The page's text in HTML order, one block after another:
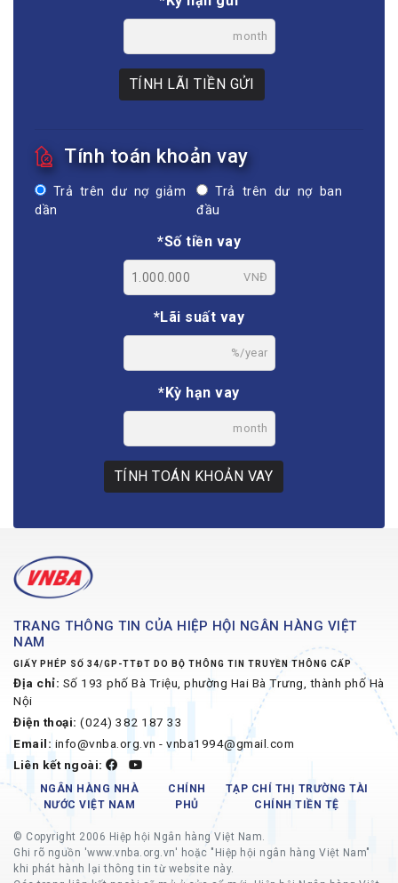
month
TÍNH LÃI TIỀN GỬI
Tính toán khoản vay
Trả trên dư nợ giảm
dần
Trả trên dư nợ ban
đầu
*Số tiền vay
VNĐ
*Lãi suất vay
%/year
*Kỳ hạn vay
month
TÍNH TOÁN KHOẢN VAY
TRANG THÔNG TIN CỦA HIỆP HỘI NGÂN HÀNG VIỆT
NAM
GIẤY PHÉP SỐ 34/GP-TTĐT DO BỘ THÔNG TIN TRUYỀN THÔNG CẤP
Địa chỉ: Số 193 phố Bà Triệu, phường Hai Bà Trưng, thành phố Hà
Nội
Điện thoại: (024) 382 187 33
Email: info@vnba.org.vn - vnba1994@gmail.com
Liên kết ngoài:
NGÂN HÀNG NHÀ
NƯỚC VIỆT NAM
CHÍNH
PHỦ
TẠP CHÍ THỊ TRƯỜNG TÀI
CHÍNH TIỀN TỆ
© Copyright 2006 Hiệp hội Ngân hàng Việt Nam.
Ghi rõ nguồn 'www.vnba.org.vn' hoặc "Hiệp hội ngân hàng Việt Nam"
khi phát hành lại thông tin từ website này.